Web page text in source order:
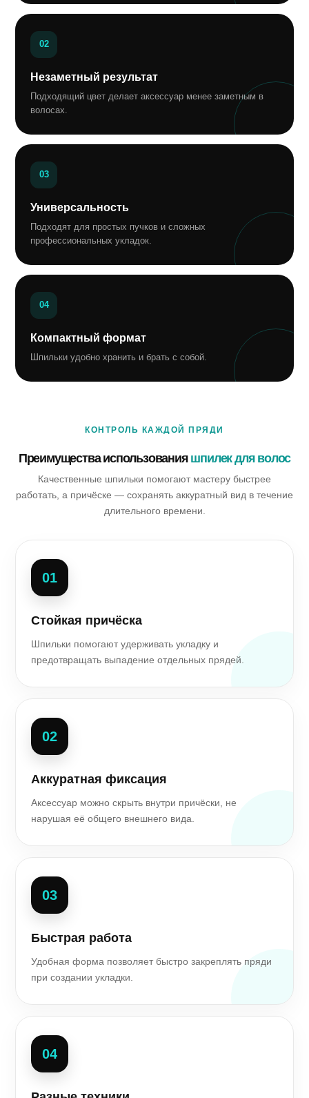
02
Незаметный результат
Подходящий цвет делает аксессуар менее заметным в
волосах.
03
Универсальность
Подходят для простых пучков и сложных
профессиональных укладок.
04
Компактный формат
Шпильки удобно хранить и брать с собой.
КОНТРОЛЬ КАЖДОЙ ПРЯДИ
Преимущества использования шпилек для волос
Качественные шпильки помогают мастеру быстрее
работать, а причёске — сохранять аккуратный вид в течение
длительного времени.
01
Стойкая причёска
Шпильки помогают удерживать укладку и
предотвращать выпадение отдельных прядей.
02
Аккуратная фиксация
Аксессуар можно скрыть внутри причёски, не
нарушая её общего внешнего вида.
03
Быстрая работа
Удобная форма позволяет быстро закреплять пряди
при создании укладки.
04